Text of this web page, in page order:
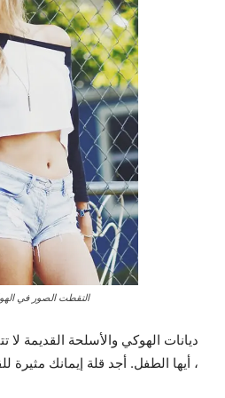
التقطت الصور في
ديانات الهوكي والأسلحة القديمة
، أيها الطفل. أجد قلة إيمانك مثيرة